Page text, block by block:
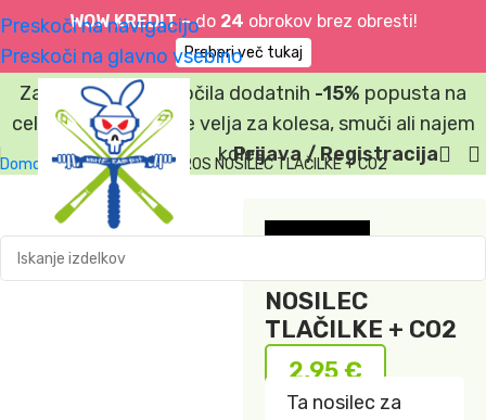
WOW KREDIT –do 24 obrokov brez obresti!
Preberi več tukaj
Preskoči na navigacijo
Preskoči na glavno vsebino
Prijava / Registracija
Za vsa spletna naročila dodatnih -15% popusta na
celotno košarico. Ne velja za kolesa, smuči ali najem
koles.
Domov »Trgovina»SYNCROS NOSILEC TLAČILKE + CO2
syncros
SYNCROS
NOSILEC
TLAČILKE + CO2
2,95€
Ta nosilec za